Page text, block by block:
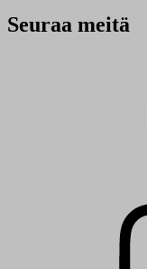
Seuraa meitä